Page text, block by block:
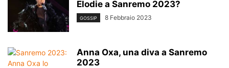
Elodie a Sanremo 2023?
GOSSIP 8 Febbraio 2023
Anna Oxa, una diva a Sanremo
2023